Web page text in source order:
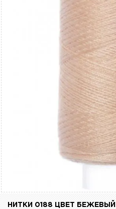
НИТКИ 0188 ЦВЕТ БЕЖЕВЫЙ